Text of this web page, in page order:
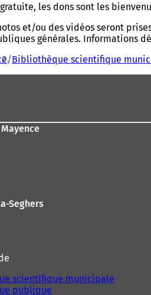
les dons sont les
et/ou des vidéos seront
générales. Informations
Bibliothèque scientifique
Seghers
scientifique municipale
publique